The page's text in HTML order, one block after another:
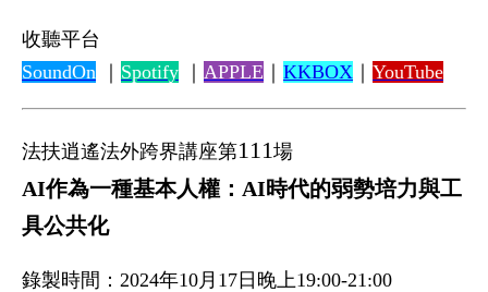
收聽平台
SoundOn
Spotify APPLE KKBOX YouTube
法扶逍遙法外跨界講座第111 場
AI作為一種基本人權：AI時代的弱勢培力與工
具公共化
錄製時間：2024年10月17日晚上19:00-21:00